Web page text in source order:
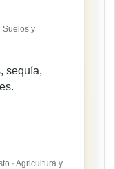
Suelos y
sequía,
· Agricultura y